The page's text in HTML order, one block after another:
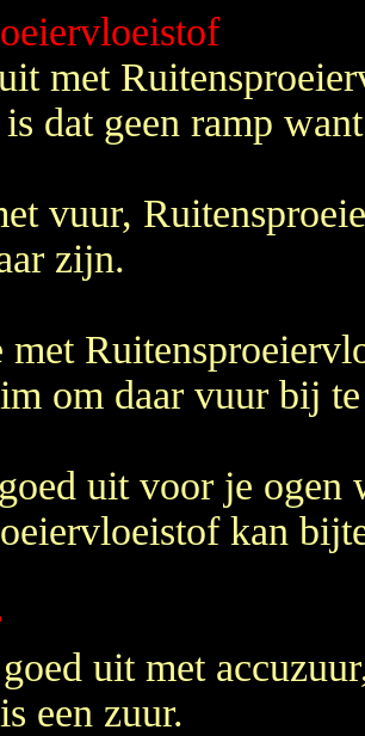
met
dat geen ramp
vuur,
zijn.
met
om daar vuur bij
uit voor je ogen
kan
uit met
een zuur.